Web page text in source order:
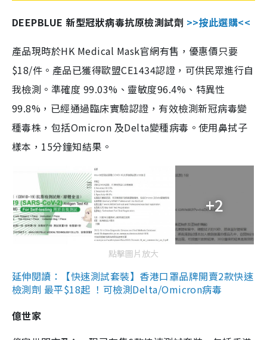
DEEPBLUE 新型冠狀病毒抗原檢測試劑 >>按此選購<<
產品現時於HK Medical Mask官網有售，優惠價只要
$18/件。產品已獲得歐盟CE1434認證，可供民眾進行自
我檢測。準確度 99.03%、靈敏度96.4%、特異性
99.8%，已經通過臨床實驗認證，有效檢測新冠病毒變
種毒株，包括Omicron 及Delta變種病毒。使用鼻拭子
樣本，15分鐘知結果。
+2
點擊圖片放大
延伸閱讀：【快速測試套裝】香港口罩品牌開賣2款快速
檢測劑 最平$18起 ！可檢測Delta/Omicron病毒
億世家